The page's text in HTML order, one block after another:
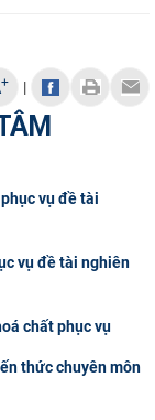
+ |
vụ đề tài
vụ đề tài nghiên
chất phục vụ
thức chuyên môn